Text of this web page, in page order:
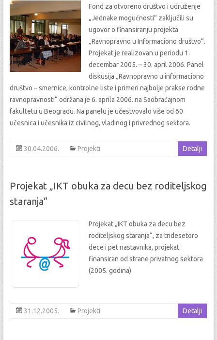
Fond za otvoreno društvo i udruženje
„Jednake mogućnosti“ zaključili su
ugovor o finansiranju projekta
„Ravnopravno u Informaciono društvo“.
Projekat je realizovan u periodu 1.
decembar 2005. – 30. april 2006. Panel
diskusija „Ravnopravno u informaciono
društvo – smernice, kontrolne liste i primeri najbolje prakse rodne
ravnopravnosti“ održana je 6. aprila 2006. na Saobraćajnom
fakultetu u Beogradu. Na panelu je učestvovalo više od 60
učesnica i učesnika iz civilnog, vladinog i privrednog sektora.
30.04.2006. Projekti Detalji
Projekat „IKT obuka za decu bez roditeljskog
staranja“
Projekat „IKT obuka za decu bez
roditeljskog staranja“, za tridesetoro
dece i pet nastavnika, projekat
finansiran od strane privatnog sektora
(2005. godina)
31.12.2005. Projekti Detalji